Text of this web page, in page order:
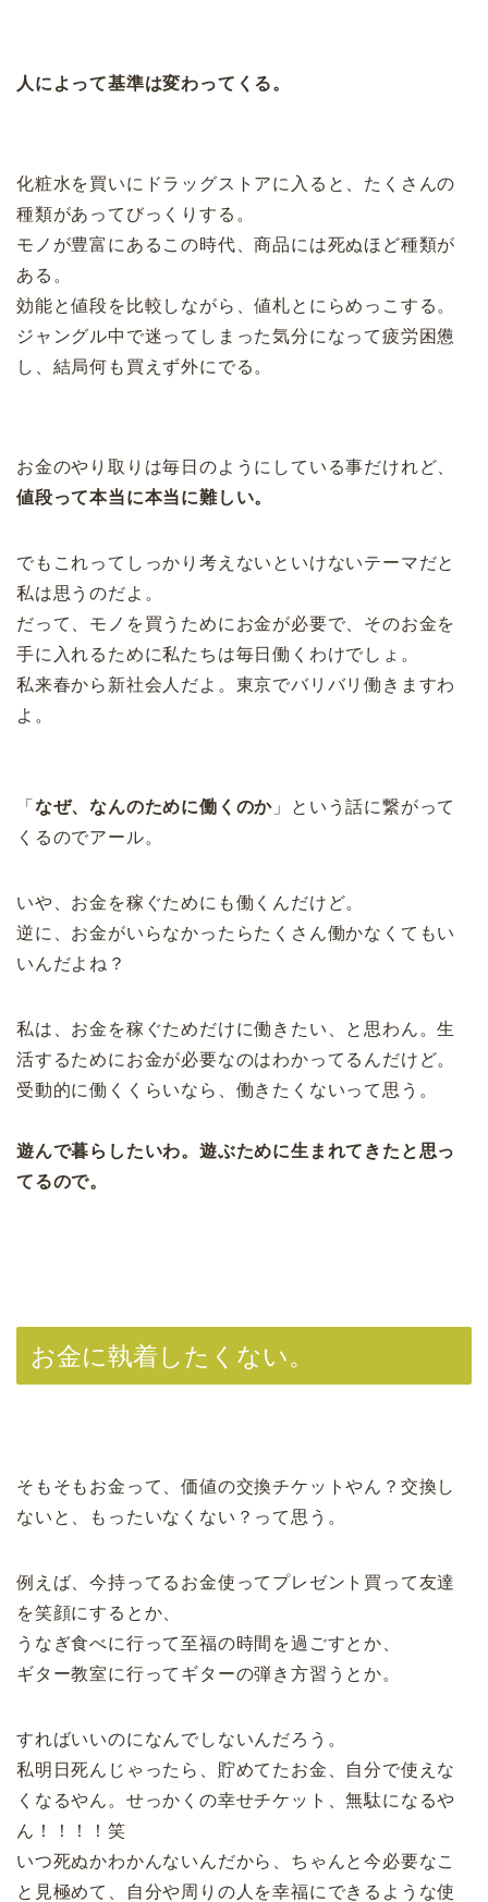
人によって基準は変わってくる。
化粧水を買いにドラッグストアに入ると、たくさんの
種類があってびっくりする。
モノが豊富にあるこの時代、商品には死ぬほど種類が
ある。
効能と値段を比較しながら、値札とにらめっこする。
ジャングル中で迷ってしまった気分になって疲労困憊
し、結局何も買えず外にでる。
お金のやり取りは毎日のようにしている事だけれど、
値段って本当に本当に難しい。
でもこれってしっかり考えないといけないテーマだと
私は思うのだよ。
だって、モノを買うためにお金が必要で、そのお金を
手に入れるために私たちは毎日働くわけでしょ。
私来春から新社会人だよ。東京でバリバリ働きますわ
よ。
「 なぜ、なんのために働くのか 」という話に繋がって
くるのでアール。
いや、お金を稼ぐためにも働くんだけど。
逆に、お金がいらなかったらたくさん働かなくてもい
いんだよね？
私は、お金を稼ぐためだけに働きたい、と思わん。生
活するためにお金が必要なのはわかってるんだけど。
受動的に働くくらいなら、働きたくないって思う。
遊んで暮らしたいわ。遊ぶために生まれてきたと思っ
てるので。
お金に執着したくない。
そもそもお金って、価値の交換チケットやん？交換し
ないと、もったいなくない？って思う。
例えば、今持ってるお金使ってプレゼント買って友達
を笑顔にするとか、
うなぎ食べに行って至福の時間を過ごすとか、
ギター教室に行ってギターの弾き方習うとか。
すればいいのになんでしないんだろう。
私明日死んじゃったら、貯めてたお金、自分で使えな
くなるやん。せっかくの幸せチケット、無駄になるや
ん！！！！笑
いつ死ぬかわかんないんだから、ちゃんと今必要なこ
と見極めて、自分や周りの人を幸福にできるような使